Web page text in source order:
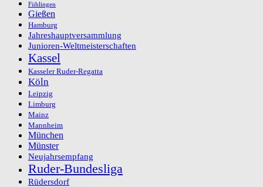
Fühlingen
Gießen
Hamburg
Jahreshauptversammlung
Junioren-Weltmeisterschaften
Kassel
Kasseler Ruder-Regatta
Köln
Leipzig
Limburg
Mainz
Mannheim
München
Münster
Neujahrsempfang
Ruder-Bundesliga
Rüdersdorf